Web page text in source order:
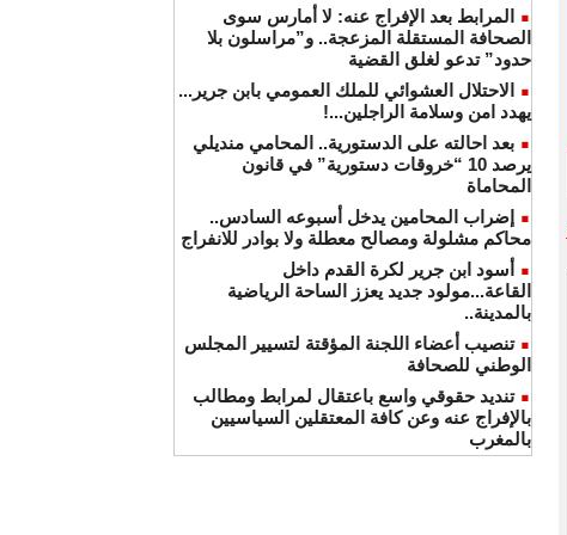
المرابط بعد الإفراج عنه: لا أمارس سوى
الصحافة المستقلة المزعجة.. و”مراسلون بلا
حدود” تدعو لغلق القضية
الاحتلال العشوائي للملك العمومي بابن جرير...
يهدد امن وسلامة الراجلين...!
بعد احالته على الدستورية.. المحامي منديلي
يرصد 10 “خروقات دستورية” في قانون
المحاماة
إضراب المحامين يدخل أسبوعه السادس..
محاكم مشلولة ومصالح معطلة ولا بوادر للانفراج
أسود ابن جرير لكرة القدم داخل
القاعة...مولود جديد يعزز الساحة الرياضية
بالمدينة..
تنصيب أعضاء اللجنة المؤقتة لتسيير المجلس
الوطني للصحافة
تنديد حقوقي واسع باعتقال لمرابط ومطالب
بالإفراج عنه وعن كافة المعتقلين السياسيين
بالمغرب